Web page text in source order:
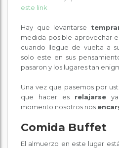
este link
Hay que levantarse
medida posible aprovechar
cuando llegue de vuelta a
solo este en sus
pasaron y los lugares tan
Una vez que pasemos por
que hacer es relajarse
momento nosotros nos
Comida Buffet
El almuerzo en este lugar